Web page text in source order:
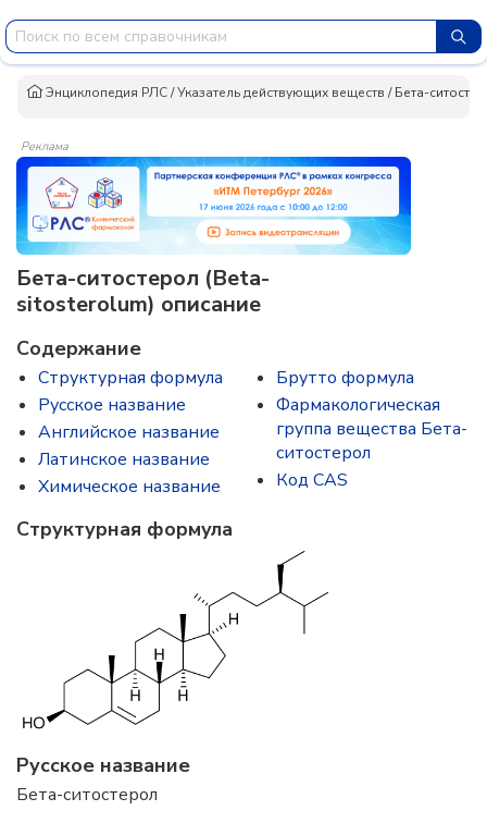
Энциклопедия РЛС/Указатель действующих веществ /Бета-
Реклама
Бета-ситостерол (Beta-
sitosterolum) описание
Содержание
Структурная формула
Русское название
Английское название
Латинское название
Химическое название
Брутто формула
Фармакологическая
группа вещества Бета-
ситостерол
Код CAS
Структурная формула
Русское название
Бета-ситостерол